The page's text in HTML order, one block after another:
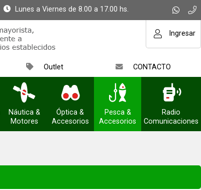
Lunes a Viernes de 8.00 a 17.00 hs.
Ingresar
Outlet CONTACTO
Náutica &
Motores
Óptica &
Accesorios
Pesca &
Accesorios
Radio
Comunicaciones